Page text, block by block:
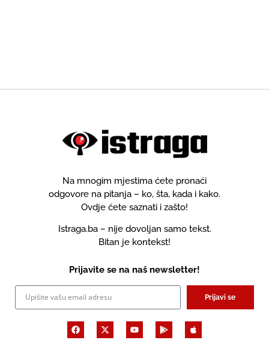
Na mnogim mjestima ćete pronaći
odgovore na pitanja – ko, šta, kada i kako.
Ovdje ćete saznati i zašto!
Istraga.ba – nije dovoljan samo tekst.
Bitan je kontekst!
Prijavite se na naš newsletter!
Prijavi se